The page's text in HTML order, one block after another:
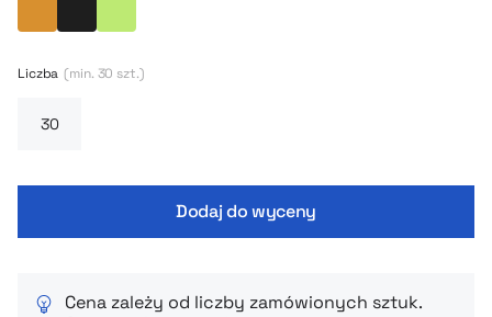
tego współdzielne nakrętki i energetyczny design – idealna na
Liczba (min. 30 szt.)
Dodaj do wyceny
Cena zależy od liczby zamówionych sztuk.